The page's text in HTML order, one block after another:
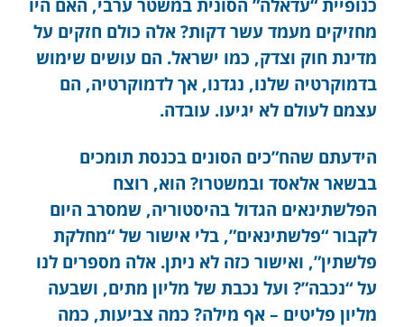
כנופיית “עדאלה” הסונית במשטר ערבי, האם היו
מחזיקים מעמד עשר דקות? אלה כולם חזקים על
מדינת חוק וצדק, כמו ישראל. הם עושים שימוש
בדמוקרטיה שלנו, נגדנו, אך לדמוקרטיה, הם
עצמם לעולם לא יגיעו. עובדה.
הידעתם שהח”כים הסונים בכנסת תומכים
בבשאר אלאסד ובמשטרו? הוא, רוצח
הפלשתינאים הגדול בהיסטוריה, שמסרב היום
לקבור “פלשתינאים”, בלי אישור של “מחלקת
פלשתין”, ואישור כזה לא ניתן. אלה מספרים לנו
על “נכבה”? ועל נכבת של מליון מתים, ושבעה
מליון פליטים – אף מילה? כמה צביעות, כמה